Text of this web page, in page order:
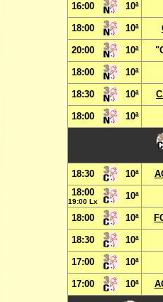
16:00 10ª
18:00 10ª
20:00 10ª
18:00 10ª
18:30 10ª
18:00 10ª
18:30 10ª
18:00
19:00 Lx
10ª
18:00 10ª
18:30 10ª
17:00 10ª
17:00 10ª